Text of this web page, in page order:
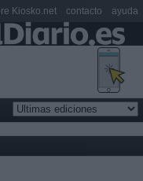
Kiosko.net contacto ayuda